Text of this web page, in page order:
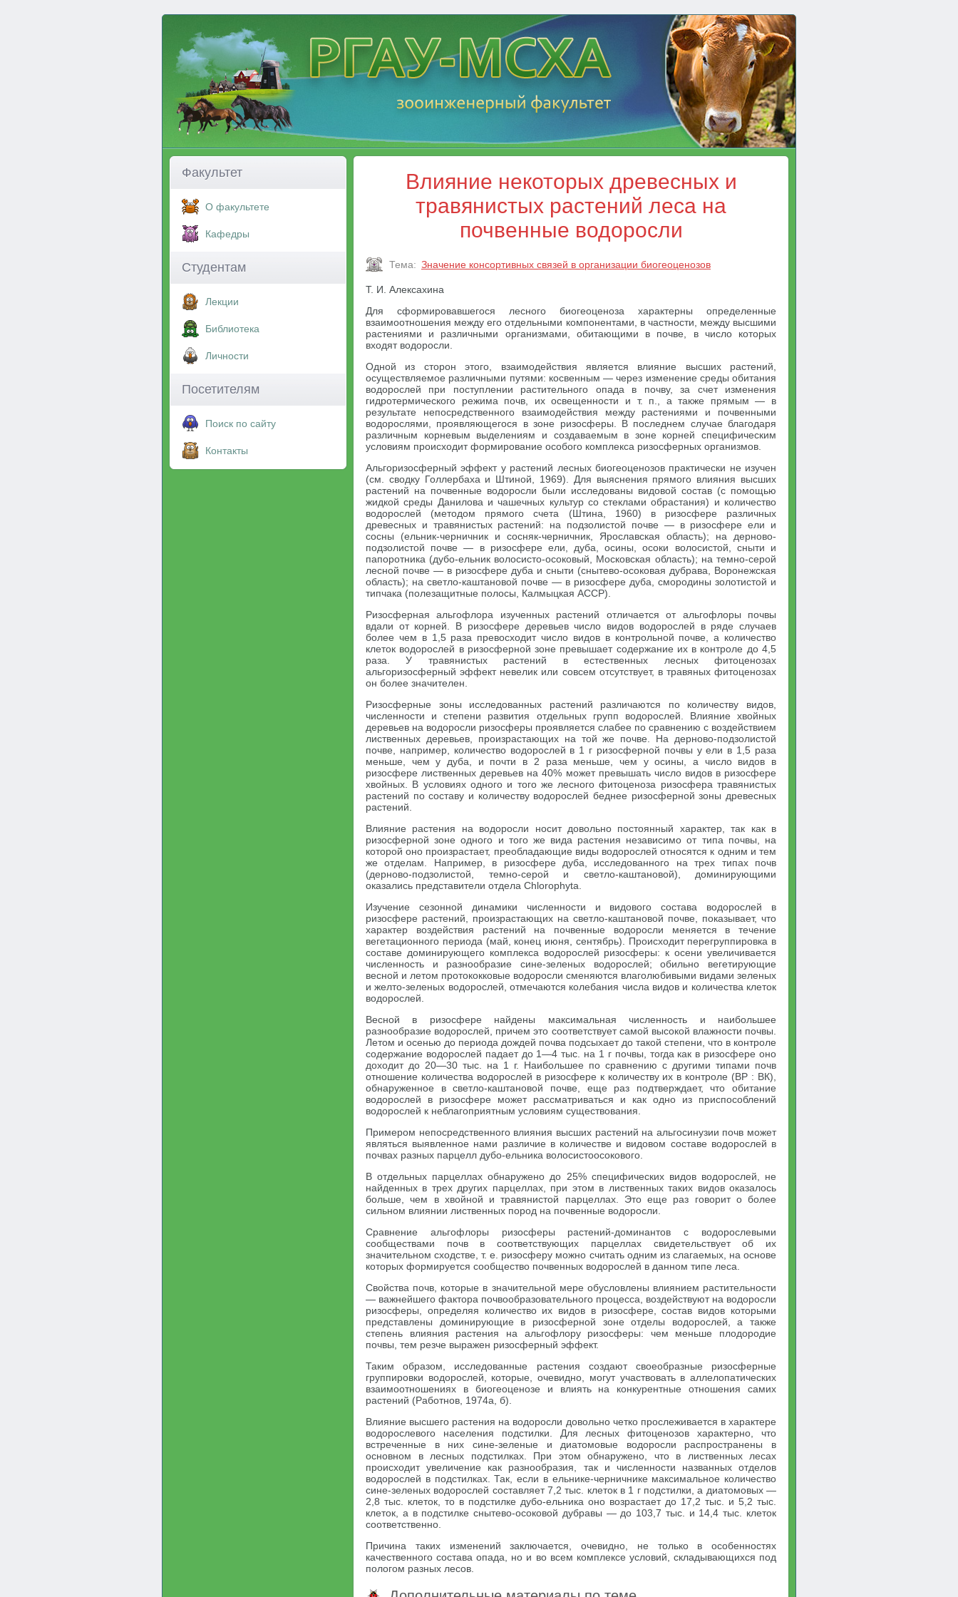
Факультет
О факультете
Кафедры
Студентам
Лекции
Библиотека
Личности
Посетителям
Поиск по сайту
Контакты
Влияние некоторых древесных и
травянистых растений леса на
почвенные водоросли
Тема: Значение консортивных связей в организации биогеоценозов
Т. И. Алексахина
Для сформировавшегося лесного биогеоценоза характерны определенные
взаимоотношения между его отдельными компонентами, в частности, между высшими
растениями и различными организмами, обитающими в почве, в число которых
входят водоросли.
Одной из сторон этого, взаимодействия является влияние высших растений,
осуществляемое различными путями: косвенным — через изменение среды обитания
водорослей при поступлении растительного опада в почву, за счет изменения
гидротермического режима почв, их освещенности и т. п., а также прямым — в
результате непосредственного взаимодействия между растениями и почвенными
водорослями, проявляющегося в зоне ризосферы. В последнем случае благодаря
различным корневым выделениям и создаваемым в зоне корней специфическим
условиям происходит формирование особого комплекса ризосферных организмов.
Альгоризосферный эффект у растений лесных биогеоценозов практически не изучен
(см. сводку Голлербаха и Штиной, 1969). Для выяснения прямого влияния высших
растений на почвенные водоросли были исследованы видовой состав (с помощью
жидкой среды Данилова и чашечных культур со стеклами обрастания) и количество
водорослей (методом прямого счета (Штина, 1960) в ризосфере различных
древесных и травянистых растений: на подзолистой почве — в ризосфере ели и
сосны (ельник-черничник и сосняк-черничник, Ярославская область); на дерново-
подзолистой почве — в ризосфере ели, дуба, осины, осоки волосистой, сныти и
папоротника (дубо-ельник волосисто-осоковый, Московская область); на темно-серой
лесной почве — в ризосфере дуба и сныти (снытево-осоковая дубрава, Воронежская
область); на светло-каштановой почве — в ризосфере дуба, смородины золотистой и
типчака (полезащитные полосы, Калмыцкая АССР).
Ризосферная альгофлора изученных растений отличается от альгофлоры почвы
вдали от корней. В ризосфере деревьев число видов водорослей в ряде случаев
более чем в 1,5 раза превосходит число видов в контрольной почве, а количество
клеток водорослей в ризосферной зоне превышает содержание их в контроле до 4,5
раза. У травянистых растений в естественных лесных фитоценозах
альгоризосферный эффект невелик или совсем отсутствует, в травяных фитоценозах
он более значителен.
Ризосферные зоны исследованных растений различаются по количеству видов,
численности и степени развития отдельных групп водорослей. Влияние хвойных
деревьев на водоросли ризосферы проявляется слабее по сравнению с воздействием
лиственных деревьев, произрастающих на той же почве. На дерново-подзолистой
почве, например, количество водорослей в 1 г ризосферной почвы у ели в 1,5 раза
меньше, чем у дуба, и почти в 2 раза меньше, чем у осины, а число видов в
ризосфере лиственных деревьев на 40% может превышать число видов в ризосфере
хвойных. В условиях одного и того же лесного фитоценоза ризосфера травянистых
растений по составу и количеству водорослей беднее ризосферной зоны древесных
растений.
Влияние растения на водоросли носит довольно постоянный характер, так как в
ризосферной зоне одного и того же вида растения независимо от типа почвы, на
которой оно произрастает, преобладающие виды водорослей относятся к одним и тем
же отделам. Например, в ризосфере дуба, исследованного на трех типах почв
(дерново-подзолистой, темно-серой и светло-каштановой), доминирующими
оказались представители отдела Chlorophyta.
Изучение сезонной динамики численности и видового состава водорослей в
ризосфере растений, произрастающих на светло-каштановой почве, показывает, что
характер воздействия растений на почвенные водоросли меняется в течение
вегетационного периода (май, конец июня, сентябрь). Происходит перегруппировка в
составе доминирующего комплекса водорослей ризосферы: к осени увеличивается
численность и разнообразие сине-зеленых водорослей; обильно вегетирующие
весной и летом протококковые водоросли сменяются влаголюбивыми видами зеленых
и желто-зеленых водорослей, отмечаются колебания числа видов и количества клеток
водорослей.
Весной в ризосфере найдены максимальная численность и наибольшее
разнообразие водорослей, причем это соответствует самой высокой влажности почвы.
Летом и осенью до периода дождей почва подсыхает до такой степени, что в контроле
содержание водорослей падает до 1—4 тыс. на 1 г почвы, тогда как в ризосфере оно
доходит до 20—30 тыс. на 1 г. Наибольшее по сравнению с другими типами почв
отношение количества водорослей в ризосфере к количеству их в контроле (ВР : ВК),
обнаруженное в светло-каштановой почве, еще раз подтверждает, что обитание
водорослей в ризосфере может рассматриваться и как одно из приспособлений
водорослей к неблагоприятным условиям существования.
Примером непосредственного влияния высших растений на альгосинузии почв может
являться выявленное нами различие в количестве и видовом составе водорослей в
почвах разных парцелл дубо-ельника волосистоосокового.
В отдельных парцеллах обнаружено до 25% специфических видов водорослей, не
найденных в трех других парцеллах, при этом в лиственных таких видов оказалось
больше, чем в хвойной и травянистой парцеллах. Это еще раз говорит о более
сильном влиянии лиственных пород на почвенные водоросли.
Сравнение альгофлоры ризосферы растений-доминантов с водорослевыми
сообществами почв в соответствующих парцеллах свидетельствует об их
значительном сходстве, т. е. ризосферу можно считать одним из слагаемых, на основе
которых формируется сообщество почвенных водорослей в данном типе леса.
Свойства почв, которые в значительной мере обусловлены влиянием растительности
— важнейшего фактора почвообразовательного процесса, воздействуют на водоросли
ризосферы, определяя количество их видов в ризосфере, состав видов которыми
представлены доминирующие в ризосферной зоне отделы водорослей, а также
степень влияния растения на альгофлору ризосферы: чем меньше плодородие
почвы, тем резче выражен ризосферный эффект.
Таким образом, исследованные растения создают своеобразные ризосферные
группировки водорослей, которые, очевидно, могут участвовать в аллелопатических
взаимоотношениях в биогеоценозе и влиять на конкурентные отношения самих
растений (Работнов, 1974а, б).
Влияние высшего растения на водоросли довольно четко прослеживается в характере
водорослевого населения подстилки. Для лесных фитоценозов характерно, что
встреченные в них сине-зеленые и диатомовые водоросли распространены в
основном в лесных подстилках. При этом обнаружено, что в лиственных лесах
происходит увеличение как разнообразия, так и численности названных отделов
водорослей в подстилках. Так, если в ельнике-черничнике максимальное количество
сине-зеленых водорослей составляет 7,2 тыс. клеток в 1 г подстилки, а диатомовых —
2,8 тыс. клеток, то в подстилке дубо-ельника оно возрастает до 17,2 тыс. и 5,2 тыс.
клеток, а в подстилке снытево-осоковой дубравы — до 103,7 тыс. и 14,4 тыс. клеток
соответственно.
Причина таких изменений заключается, очевидно, не только в особенностях
качественного состава опада, но и во всем комплексе условий, складывающихся под
пологом разных лесов.